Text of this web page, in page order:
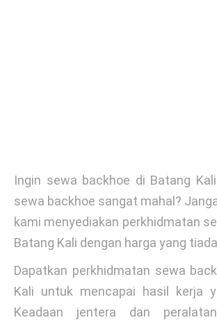
Ingin sewa backhoe di Batang
sewa backhoe sangat mahal?
kami menyediakan perkhidmatan
Batang Kali dengan harga yang
Dapatkan perkhidmatan sewa
Kali untuk mencapai hasil kerja
Keadaan jentera dan